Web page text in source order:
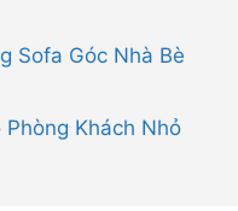
Sofa Góc Nhà Bè
Khách Nhỏ